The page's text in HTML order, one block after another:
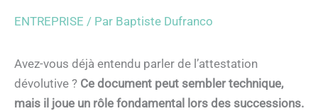
ENTREPRISE / Par Baptiste Dufranco
Avez-vous déjà entendu parler de l’attestation
dévolutive ? Ce document peut sembler technique,
mais il joue un rôle fondamental lors des successions.